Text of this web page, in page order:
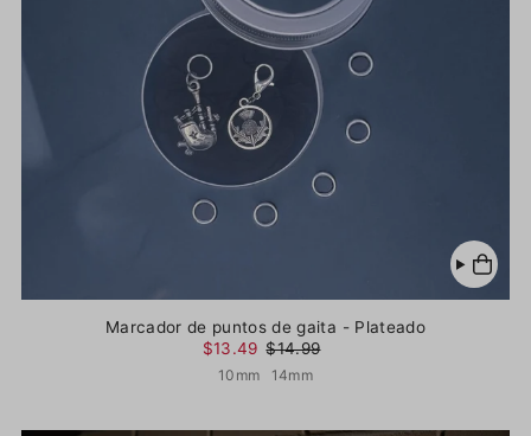
Marcador de puntos de gaita - Plateado
$13.49 $14.99
10mm 14mm